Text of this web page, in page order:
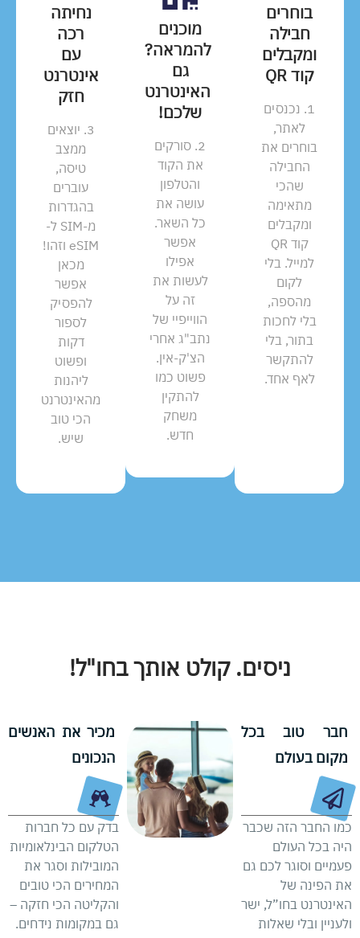
בוחרים
חבילה
ומקבלים
קוד QR
1. נכנסים
לאתר,
בוחרים את
החבילה
שהכי
מתאימה
ומקבלים
קוד QR
למייל. בלי
לקום
מהספה,
בלי לחכות
בתור, בלי
להתקשר
לאף אחד.
מוכנים
להמראה?
גם
האינטרנט
שלכם!
2. סורקים
את הקוד
והטלפון
עושה את
כל השאר.
אפשר
אפילו
לעשות את
זה על
הווייפיי של
נתב"ג אחרי
הצ'ק-אין.
פשוט כמו
להתקין
משחק
חדש.
נחיתה
רכה
עם
אינטרנט
חזק
3. יוצאים
ממצב
טיסה,
עוברים
בהגדרות
מ-SIM ל-
eSIM וזהו!
מכאן
אפשר
להפסיק
לספור
דקות
ופשוט
ליהנות
מהאינטרנט
הכי טוב
שיש.
ניסים. קולט אותך בחו"ל!
חבר טוב בכל
מקום בעולם
כמו החבר הזה שכבר
היה בכל העולם
פעמיים וסוגר לכם גם
את הפינה של
האינטרנט בחו”ל, ישר
ולעניין ובלי שאלות
מכיר את האנשים
הנכונים
בדק עם כל חברות
הטלקום הבינלאומיות
המובילות וסגר את
המחירים הכי טובים
והקליטה הכי חזקה –
גם במקומות נידחים.